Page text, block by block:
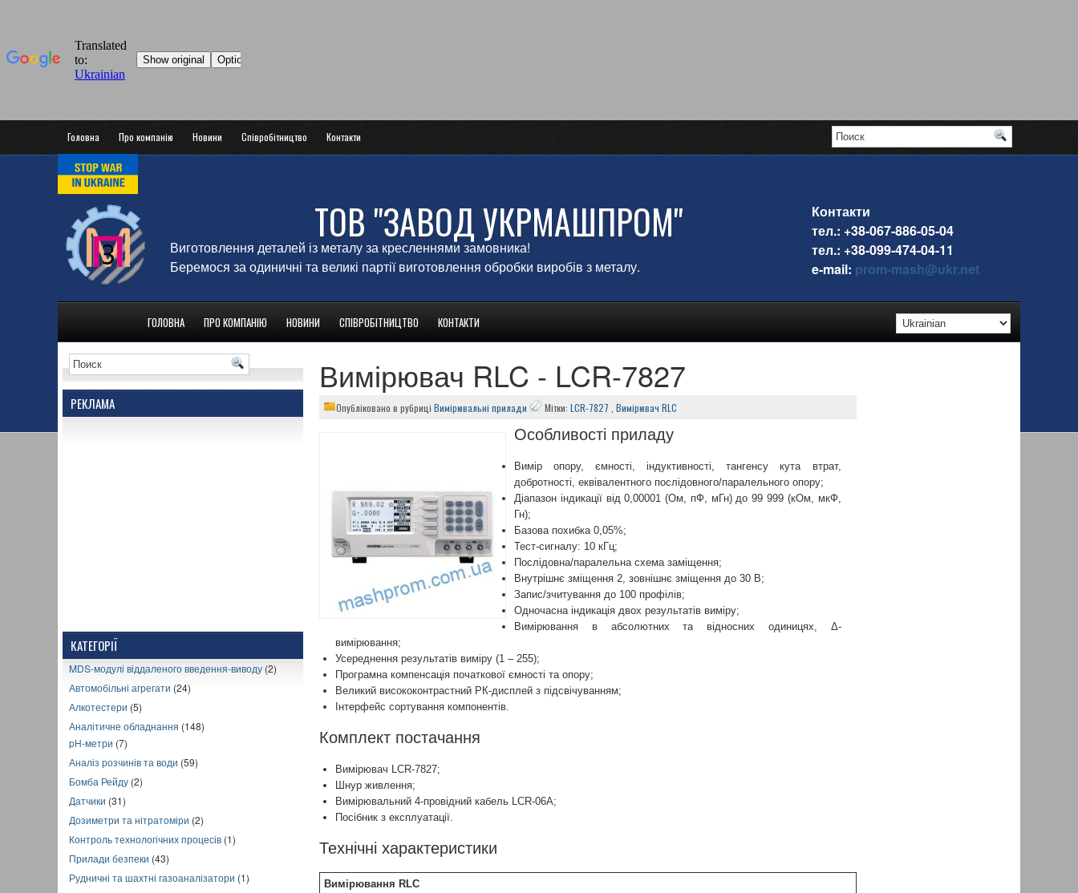
Головна Про компанію Новини Співробітництво Контакти
ТОВ "ЗАВОД УКРМАШПРОМ"
Виготовлення деталей із металу за кресленнями замовника!
Беремося за одиничні та великі партії виготовлення обробки виробів з металу.
Контакти
тел.: +38-067-886-05-04
тел.: +38-099-474-04-11
e-mail: prom-mash@ukr.net
ГОЛОВНА ПРО КОМПАНІЮ НОВИНИ СПІВРОБІТНИЦТВО КОНТАКТИ
РЕКЛАМА
КАТЕГОРІЇ
MDS-модулі віддаленого введення-виводу (2)
Автомобільні агрегати (24)
Алкотестери (5)
Аналітичне обладнання (148)
pH-метри (7)
Аналіз розчинів та води (59)
Бомба Рейду (2)
Датчики (31)
Дозиметри та нітратоміри (2)
Контроль технологічних процесів (1)
Прилади безпеки (43)
Рудничні та шахтні газоаналізатори (1)
Вимірювач RLC - LCR-7827
Опубліковано в рубриці Вимірювальні прилади Мітки: LCR-7827 Вимірювач RLC
Особливості приладу
Вимір опору, ємності, індуктивності, тангенсу кута втрат,
добротності, еквівалентного послідовного/паралельного опору;
Діапазон індикації від 0,00001 (Ом, пФ, мГн) до 99 999 (кОм, мкФ,
Гн);
Базова похибка 0,05%;
Тест-сигналу: 10 кГц;
Послідовна/паралельна схема заміщення;
Внутрішнє зміщення 2, зовнішнє зміщення до 30 В;
Запис/зчитування до 100 профілів;
Одночасна індикація двох результатів виміру;
Вимірювання в абсолютних та відносних одиницях, Δ-
вимірювання;
Усереднення результатів виміру (1 – 255);
Програмна компенсація початкової ємності та опору;
Великий висококонтрастний РК-дисплей з підсвічуванням;
Інтерфейс сортування компонентів.
Комплект постачання
Вимірювач LCR-7827;
Шнур живлення;
Вимірювальний 4-провідний кабель LCR-06A;
Посібник з експлуатації.
Технічні характеристики
Вимірювання RLC